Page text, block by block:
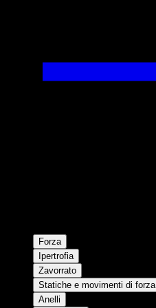
Forza
Ipertrofia
Zavorrato
Statiche e movimenti di forza
Anelli